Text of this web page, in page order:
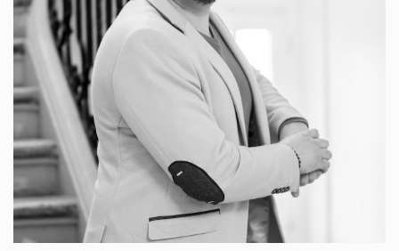
Mobiliers et Décoration
Tél. 06 18 48 87 38
Voir le site internet
Contacter par mail